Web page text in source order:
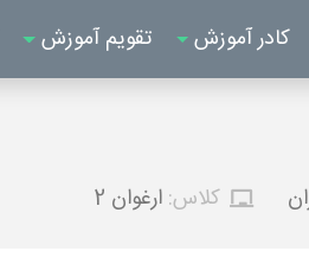
کادر آموزش تقویم آموزش
کلاس: ارغوان 2